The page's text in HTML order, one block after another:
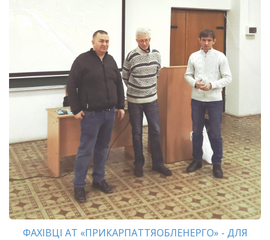
ФАХІВЦІ АТ «ПРИКАРПАТТЯОБЛЕНЕРГО» - ДЛЯ